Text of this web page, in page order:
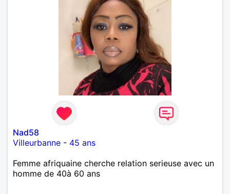
Nad58
Villeurbanne - 45 ans
Femme afriquaine cherche relation serieuse avec un
homme de 40à 60 ans